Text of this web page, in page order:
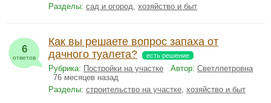
Разделы: сад и огород, хозяйство и быт
6
ответов
Как вы решаете вопрос запаха от
дачного туалета?
есть решение
Рубрика: Постройки на участке Автор: Светлпетровна
76 месяцев назад
Разделы: строительство на участке, хозяйство и быт